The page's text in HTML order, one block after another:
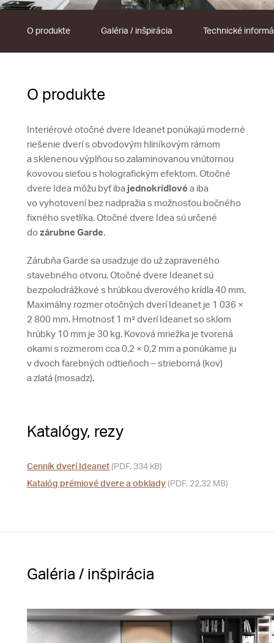
O produkte Galéria / inšpirácia Technické
O produkte
Interiérové otočné dvere Ideanet ponúkajú moderné
riešenie dverí s obvodovým hliníkovým rámom
a sklenenou výplňou so zalaminovanou vnútornou
kovovou sieťou s holografickým efektom. Otočné
dvere Idea môžu byť iba jednokrídlové a iba
vo vyhotovení bez nadpražia s možnosťou bočného
fixného svetlíka. Otočné dvere Idea sú určené
do zárubne Garde.
Zárubňa Garde sa usadzuje do už zapraveného
stavebného otvoru. Otočné dvere Ideanet sú
bezpolodrážkové s hrúbkou dverového krídla 40 mm.
Maximálny rozmer otočných dverí Ideanet je 1 036 ×
2 800 mm. Hmotnosť 1 m² dverí Ideanet so sklom
hrúbky 10 mm je 30 kg. Kovová mriežka je tvorená
okami s rozmerom cca 0,2 × 0,2 mm a ponúkame ju
v dvoch farebných odtieňoch – strieborná (kov)
a zlatá (mosadz).
Katalógy, rezy
Cenník dverí Ideanet (PDF, 334 kB)
Katalóg prémiové dvere a obklady (PDF, 22,32 MB)
Galéria / inšpirácia